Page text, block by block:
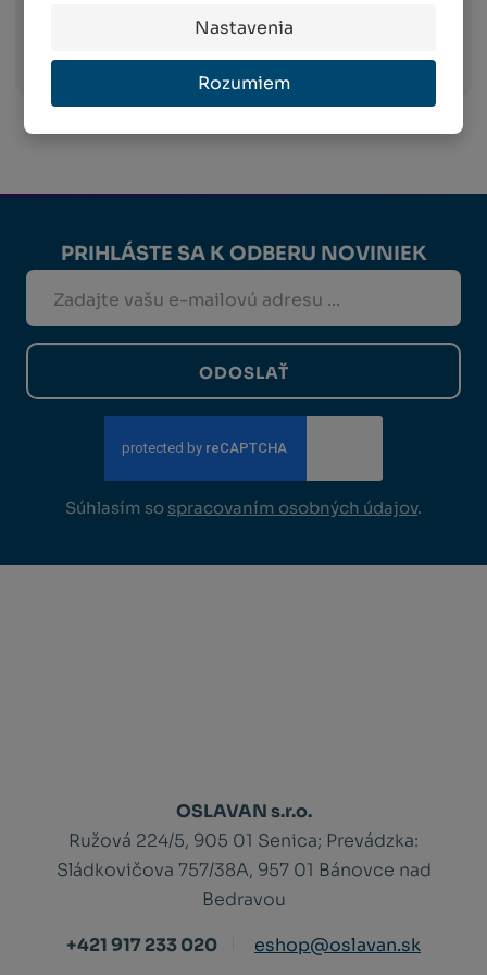
Nastavenia
Rozumiem
PRIHLÁSTE SA K ODBERU NOVINIEK
ODOSLAŤ
Súhlasím so spracovaním osobných údajov.
OSLAVAN s.r.o.
Ružová 224/5, 905 01 Senica; Prevádzka:
Sládkovičova 757/38A, 957 01 Bánovce nad
Bedravou
+421 917 233 020
eshop@oslavan.sk